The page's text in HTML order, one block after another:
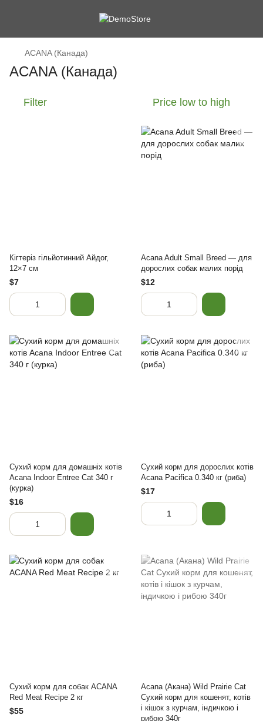
ACANA (Канада)
ACANA (Канада)
Filter Price low to high
Кігтеріз гільйотинний Айдог,
12×7 см
$7
Acana Adult Small Breed — для
дорослих собак малих порід
$12
Сухий корм для домашніх котів
Acana Indoor Entree Cat 340 г
(курка)
$16
Сухий корм для дорослих котів
Acana Pacifica 0.340 кг (риба)
$17
Сухий корм для собак ACANA
Red Meat Recipе 2 кг
$55
Acana (Акана) Wild Prairie Cat
Сухий корм для кошенят, котів
і кішок з курчам, індичкою і
рибою 340г